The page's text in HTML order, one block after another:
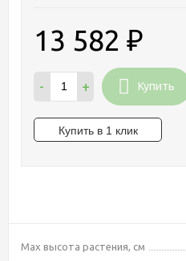
13 582 ₽
- + Купить
Max высота растения, см